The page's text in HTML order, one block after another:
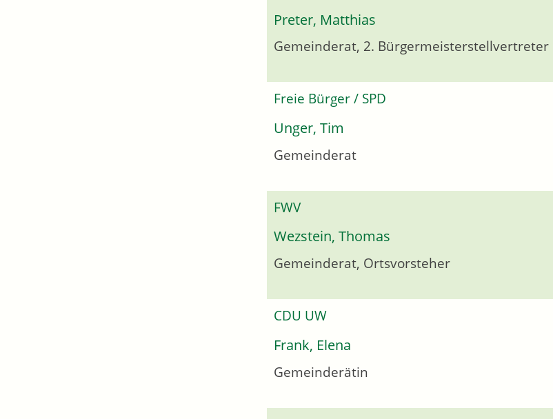
Preter, Matthias
Gemeinderat, 2. Bürgermeisterstellvertreter
Freie Bürger / SPD
Unger, Tim
Gemeinderat
FWV
Wezstein, Thomas
Gemeinderat, Ortsvorsteher
CDU UW
Frank, Elena
Gemeinderätin